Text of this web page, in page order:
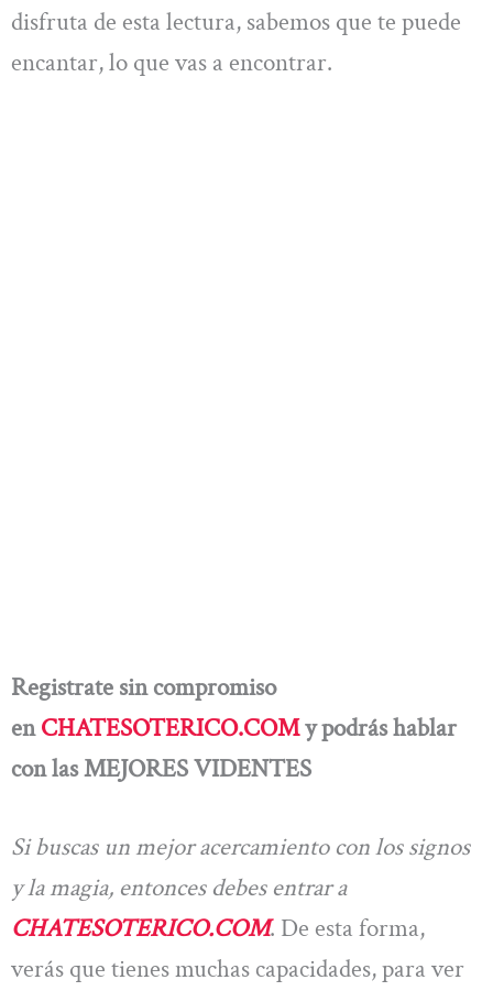
disfruta de esta lectura, sabemos que te puede
encantar, lo que vas a encontrar.
Registrate sin compromiso
enCHATESOTERICO.COMy podrás hablar
con las MEJORES VIDENTES
Si buscas un mejor acercamiento con los signos
y la magia, entonces debes entrar a
CHATESOTERICO.COM. De esta forma,
verás que tienes muchas capacidades, para ver